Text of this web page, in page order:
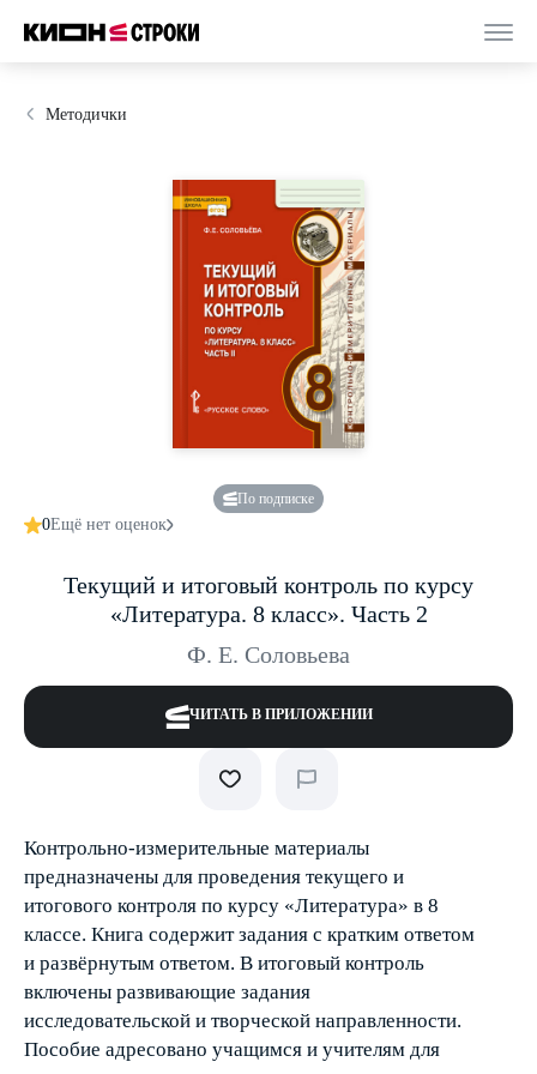
Методички
По подписке
0Ещё нет оценок
Текущий и итоговый контроль по курсу
«Литература. 8 класс». Часть 2
Ф. Е. Соловьева
ЧИТАТЬ В ПРИЛОЖЕНИИ
Контрольно-измерительные материалы
предназначены для проведения текущего и
итогового контроля по курсу «Литература» в 8
классе. Книга содержит задания с кратким ответом
и развёрнутым ответом. В итоговый контроль
включены развивающие задания
исследовательской и творческой направленности.
Пособие адресовано учащимся и учителям для